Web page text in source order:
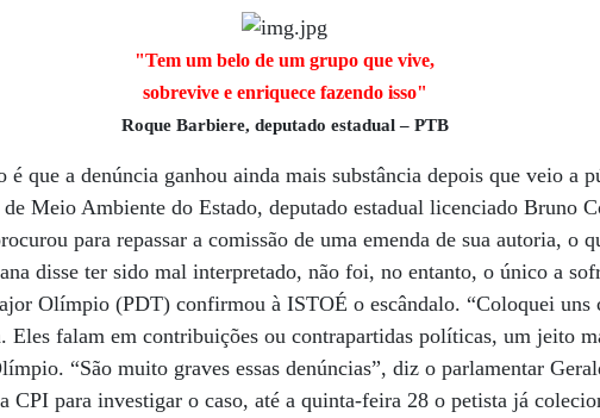
"Tem um belo de um grupo que vive,
sobrevive e enriquece fazendo isso"
Roque Barbiere, deputado estadual – PTB
é que a de­núncia ganhou ainda mais substância depois que veio a
Meio Ambiente do Estado, deputado estadual licenciado Bruno
para repassar a comissão de uma emenda de sua autoria, o
disse ter sido mal interpretado, não foi, no entanto, o único a
Olímpio (PDT) confirmou à ISTOÉ o escândalo. “Coloquei uns
Eles falam em contribuições ou contrapartidas políticas, um jeito
“São muito graves essas denúncias”, diz o parlamentar
CPI para investigar o caso, até a quinta-feira 28 o petista já